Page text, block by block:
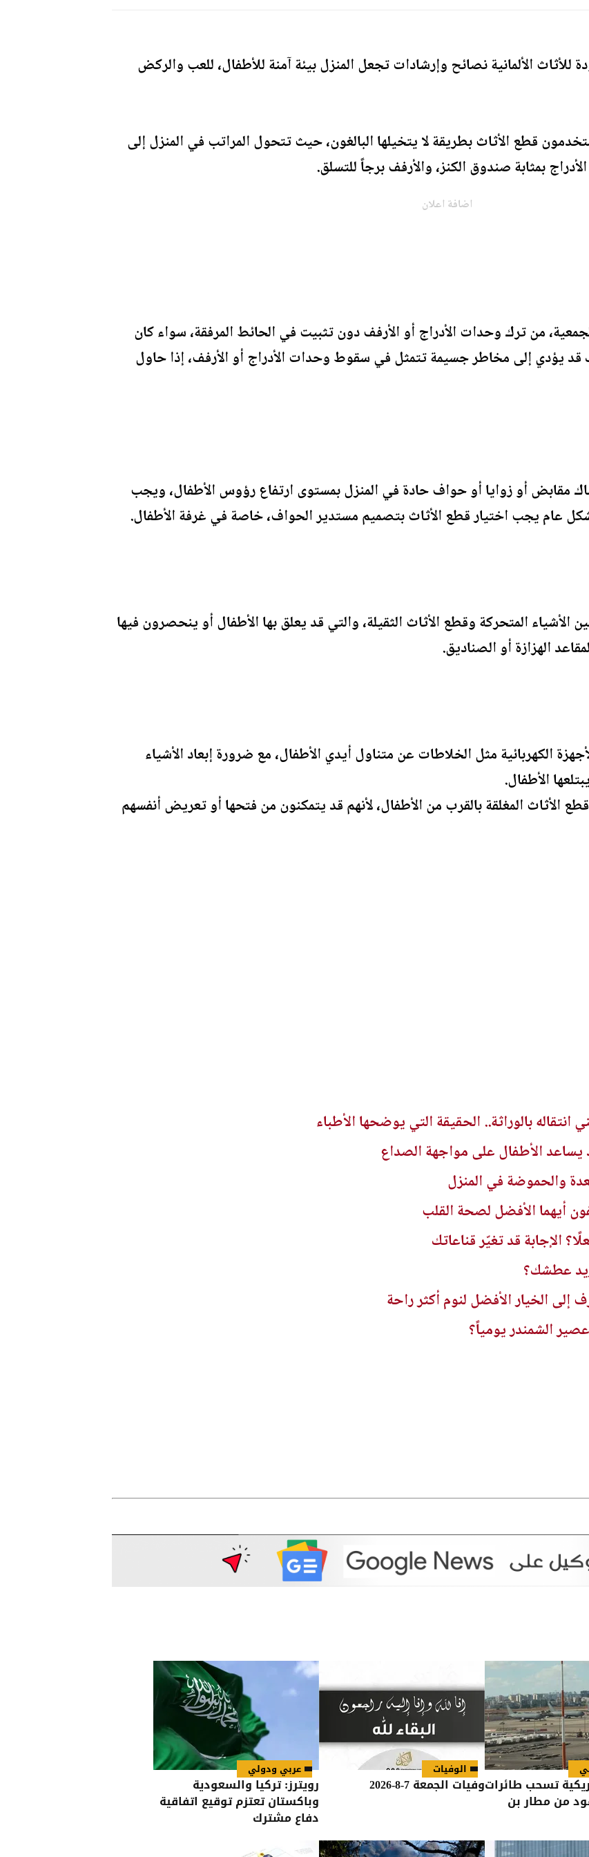
الألمانية نصائح وإرشادات تجعل المنزل بيئة آمنة للأطفال، للعب والركض
قطع الأثاث بطريقة لا يتخيلها البالغون، حيث تتحول المراتب في المنزل إلى
بمثابة صندوق الكنز، والأرفف برجاً للتسلق.
اضافة اعلان
من ترك وحدات الأدراج أو الأرفف دون تثبيت في الحائط المرفقة، سواء كان
قد يؤدي إلى مخاطر جسيمة تتمثل في سقوط وحدات الأدراج أو الأرفف، إذا حاول
مقابض أو زوايا أو حواف حادة في المنزل بمستوى ارتفاع رؤوس الأطفال، ويجب
عام يجب اختيار قطع الأثاث بتصميم مستدير الحواف، خاصة في غرفة الأطفال.
الأشياء المتحركة وقطع الأثاث الثقيلة، والتي قد يعلق بها الأطفال أو ينحصرون فيها
الهزازة أو الصناديق.
الكهربائية مثل الخلاطات عن متناول أيدي الأطفال، مع ضرورة إبعاد الأشياء
الأطفال.
الأثاث المغلقة بالقرب من الأطفال، لأنهم قد يتمكنون من فتحها أو تعريض أنفسهم
بالوراثة.. الحقيقة التي يوضحها الأطباء
الأطفال على مواجهة الصداع
والحموضة في المنزل
أيهما الأفضل لصحة القلب
الإجابة قد تغيّر قناعاتك
عطشك؟
إلى الخيار الأفضل لنوم أكثر راحة
الشمندر يومياً؟
تسحب طائرات
من مطار بن
الوفيات
وفيات الجمعة 7-8-2026
عربي ودولي
رويترز: تركيا والسعودية
وباكستان تعتزم توقيع اتفاقية
دفاع مشترك